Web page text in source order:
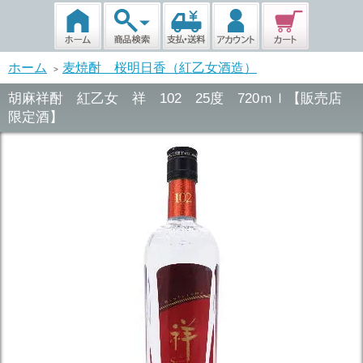
ホーム > 麦焼酎 桜明日香（紅乙女酒造）
胡麻祥酎 紅乙女 祥 102 25度 720ｍｌ【販売店
限定酒】